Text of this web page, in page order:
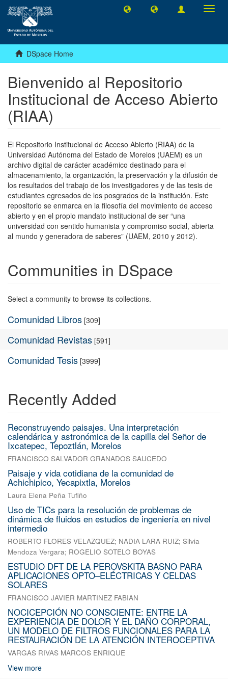
DSpace Home
Bienvenido al Repositorio
Institucional de Acceso Abierto
(RIAA)
El Repositorio Institucional de Acceso Abierto (RIAA) de la
Universidad Autónoma del Estado de Morelos (UAEM) es un
archivo digital de carácter académico destinado para el
almacenamiento, la organización, la preservación y la difusión de
los resultados del trabajo de los investigadores y de las tesis de
estudiantes egresados de los posgrados de la institución. Este
repositorio se enmarca en la filosofía del movimiento de acceso
abierto y en el propio mandato institucional de ser “una
universidad con sentido humanista y compromiso social, abierta
al mundo y generadora de saberes” (UAEM, 2010 y 2012).
Communities in DSpace
Select a community to browse its collections.
Comunidad Libros [309]
Comunidad Revistas [591]
Comunidad Tesis [3999]
Recently Added
Reconstruyendo paisajes. Una interpretación
calendárica y astronómica de la capilla del Señor de
Ixcatepec, Tepoztlán, Morelos
FRANCISCO SALVADOR GRANADOS SAUCEDO
Paisaje y vida cotidiana de la comunidad de
Achichipico, Yecapixtla, Morelos
Laura Elena Peña Tufiño
Uso de TICs para la resolución de problemas de
dinámica de fluidos en estudios de ingeniería en nivel
intermedio
ROBERTO FLORES VELAZQUEZ; NADIA LARA RUIZ; Silvia
Mendoza Vergara; ROGELIO SOTELO BOYAS
ESTUDIO DFT DE LA PEROVSKITA BASNO PARA
APLICACIONES OPTO–ELÉCTRICAS Y CELDAS
SOLARES
FRANCISCO JAVIER MARTINEZ FABIAN
NOCICEPCIÓN NO CONSCIENTE: ENTRE LA
EXPERIENCIA DE DOLOR Y EL DAÑO CORPORAL,
UN MODELO DE FILTROS FUNCIONALES PARA LA
RESTAURACIÓN DE LA ATENCIÓN INTEROCEPTIVA
VARGAS RIVAS MARCOS ENRIQUE
View more